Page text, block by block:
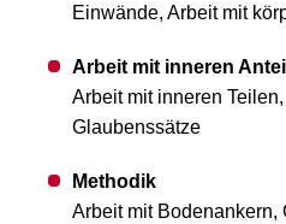
Einwände, Arbeit mit
Arbeit mit inneren
Arbeit mit inneren
Glaubenssätze
Methodik
Arbeit mit Bodenankern,